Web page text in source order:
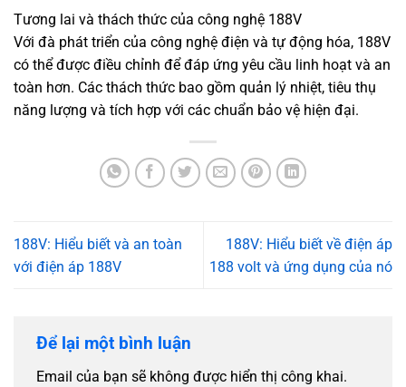
Tương lai và thách thức của công nghệ 188V
Với đà phát triển của công nghệ điện và tự động hóa, 188V
có thể được điều chỉnh để đáp ứng yêu cầu linh hoạt và an
toàn hơn. Các thách thức bao gồm quản lý nhiệt, tiêu thụ
năng lượng và tích hợp với các chuẩn bảo vệ hiện đại.
188V: Hiểu biết và an toàn
với điện áp 188V
188V: Hiểu biết về điện áp
188 volt và ứng dụng của nó
Để lại một bình luận
Email của bạn sẽ không được hiển thị công khai.